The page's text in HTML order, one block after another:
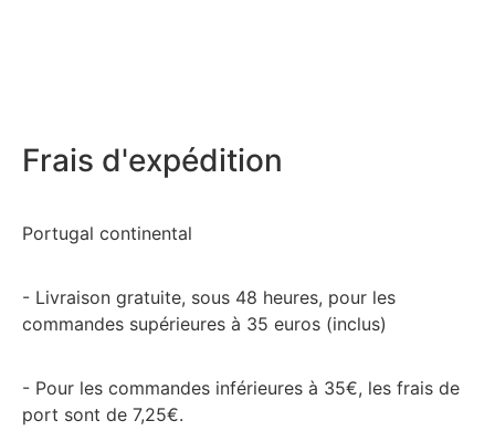
Frais d'expédition
Portugal continental
- Livraison gratuite, sous 48 heures, pour les
commandes supérieures à 35 euros (inclus)
- Pour les commandes inférieures à 35€, les frais de
port sont de 7,25€.